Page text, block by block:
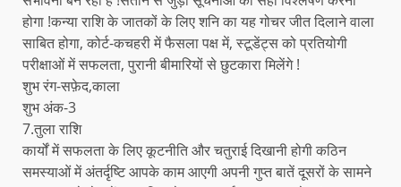
होगा !कन्या राशि के जातकों के लिए शनि का यह गोचर जीत दिलाने वाला
साबित होगा, कोर्ट-कचहरी में फैसला पक्ष में, स्टूडेंट्स को प्रतियोगी
परीक्षाओं में सफलता, पुरानी बीमारियों से छुटकारा मिलेंगे !
शुभ रंग-सफ़ेद,काला
शुभ अंक-3
7.तुला राशि
कार्यों में सफलता के लिए कूटनीति और चतुराई दिखानी होगी कठिन
समस्याओं में अंतर्दृष्टि आपके काम आएगी अपनी गुप्त बातें दूसरों के सामने